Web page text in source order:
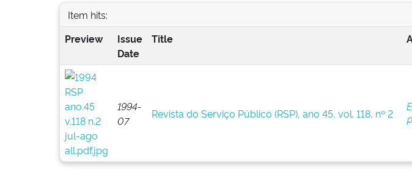
Item hits:
Preview
Issue
Date
Title
1994-
07
Revista do Serviço Público (RSP), ano 45, vol. 118, nº 2